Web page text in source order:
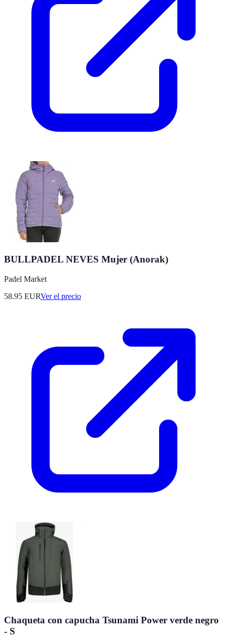
BULLPADEL NEVES Mujer (Anorak)
Padel Market
58.95 EURVer el precio
Chaqueta con capucha Tsunami Power verde negro
- S